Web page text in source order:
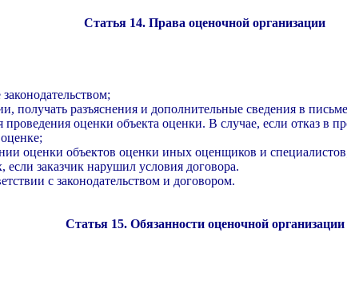
Статья 14. Права оценочной организации
получать разъяснения и дополнительные сведения в
оценки объекта оценки. В случае, если отказ в
оценки объектов оценки иных оценщиков и
если заказчик нарушил условия договора.
с законодательством и договором.
Статья 15. Обязанности оценочной организации